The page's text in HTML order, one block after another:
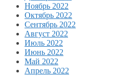
Ноябрь 2022
Октябрь 2022
Сентябрь 2022
Август 2022
Июль 2022
Июнь 2022
Май 2022
Апрель 2022